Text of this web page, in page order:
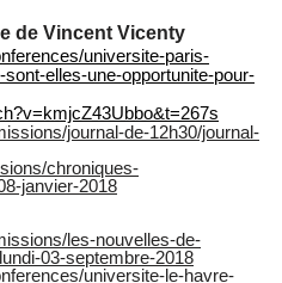
de Vincent Vicenty
universite-paris-
elles-une-opportunite-pour-
journal-de-12h30/journal-
chroniques-
janvier-2018
les-nouvelles-de-
03-septembre-2018
universite-le-havre-